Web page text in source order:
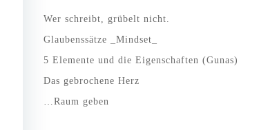
Wer schreibt, grübelt nicht.
Glaubenssätze _Mindset_
5 Elemente und die Eigenschaften (Gunas)
Das gebrochene Herz
…Raum geben